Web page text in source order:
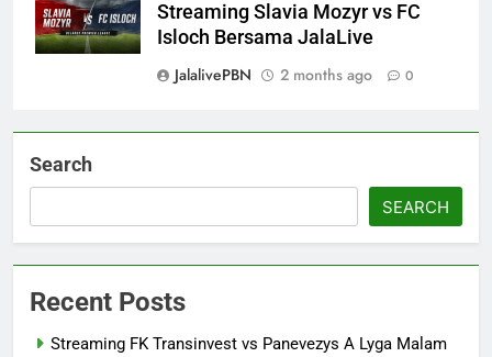
Streaming Slavia Mozyr vs FC
Isloch Bersama JalaLive
JalalivePBN
2 months ago 0
Search
SEARCH
Recent Posts
Streaming FK Transinvest vs Panevezys A Lyga Malam